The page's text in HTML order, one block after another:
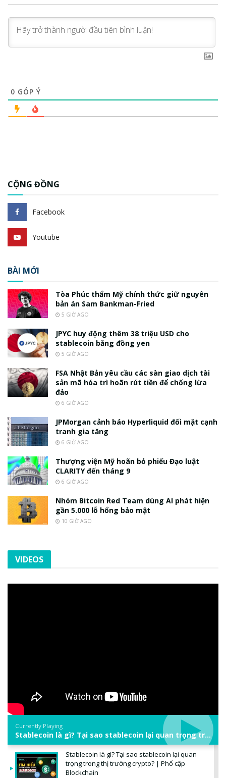
0 GÓP Ý
CỘNG ĐỒNG
Facebook
Youtube
BÀI MỚI
Tòa Phúc thẩm Mỹ chính thức giữ nguyên
bản án Sam Bankman-Fried
5 GIỜ AGO
JPYC huy động thêm 38 triệu USD cho
stablecoin bằng đồng yen
5 GIỜ AGO
FSA Nhật Bản yêu cầu các sàn giao dịch tài
sản mã hóa trì hoãn rút tiền để chống lừa
đảo
6 GIỜ AGO
JPMorgan cảnh báo Hyperliquid đối mặt cạnh
tranh gia tăng
6 GIỜ AGO
Thượng viện Mỹ hoãn bỏ phiếu Đạo luật
CLARITY đến tháng 9
6 GIỜ AGO
Nhóm Bitcoin Red Team dùng AI phát hiện
gần 5.000 lỗ hổng bảo mật
10 GIỜ AGO
VIDEOS
Currently Playing
Stablecoin là gì? Tại sao stablecoin lại quan trọng trong thị trường crypto? | Phổ cập Blockchain
Stablecoin là gì? Tại sao stablecoin lại quan
trọng trong thị trường crypto? | Phổ cập
Blockchain